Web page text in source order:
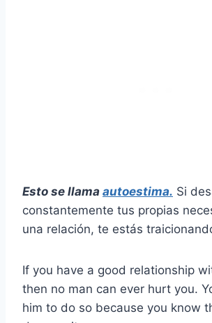
Esto se llama autoestima. Si
constantemente tus propias
una relación, te estás
If you have a good relationship
then no man can ever hurt you.
him to do so because you know